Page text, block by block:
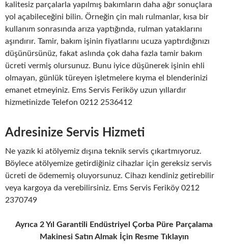
kalitesiz parçalarla yapılmış bakımların daha ağır sonuçlara
yol açabileceğini bilin. Örneğin çin malı rulmanlar, kısa bir
kullanım sonrasında arıza yaptığında, rulman yataklarını
aşındırır. Tamir, bakım işinin fiyatlarını ucuza yaptırdığınızı
düşünürsünüz, fakat aslında çok daha fazla tamir bakım
ücreti vermiş olursunuz. Bunu iyice düşünerek işinin ehli
olmayan, günlük türeyen işletmelere kıyma el blenderinizi
emanet etmeyiniz. Ems Servis Feriköy uzun yıllardır
hizmetinizde Telefon 0212 2536412
Adresinize Servis Hizmeti
Ne yazık ki atölyemiz dışına teknik servis çıkartmıyoruz.
Böylece atölyemize getirdiğiniz cihazlar için gereksiz servis
ücreti de ödememiş oluyorsunuz. Cihazı kendiniz getirebilir
veya kargoya da verebilirsiniz. Ems Servis Feriköy 0212
2370749
Ayrıca 2 Yıl Garantili Endüstriyel Çorba Püre Parçalama
Makinesi Satın Almak İçin Resme Tıklayın